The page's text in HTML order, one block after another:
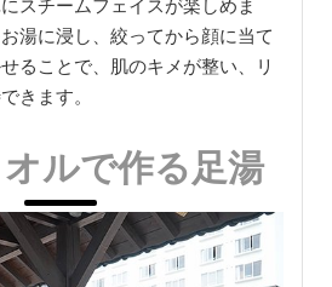
スチームフェイスが楽しめま
湯に浸し、絞ってから顔に当て
ることで、肌のキメが整い、リ
きます。
ルで作る足湯